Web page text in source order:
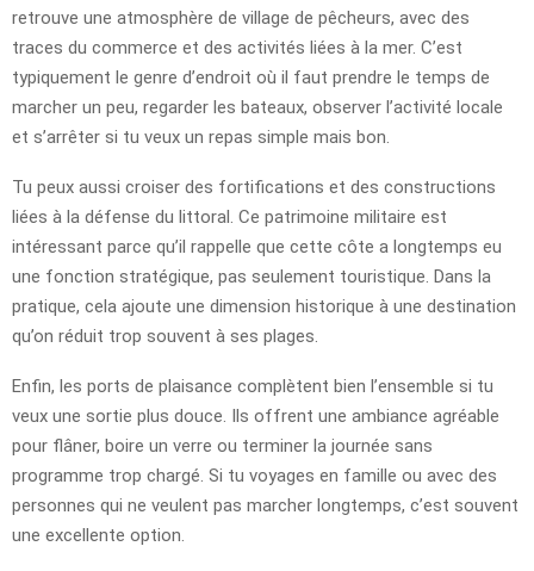
retrouve une atmosphère de village de pêcheurs, avec des
traces du commerce et des activités liées à la mer. C’est
typiquement le genre d’endroit où il faut prendre le temps de
marcher un peu, regarder les bateaux, observer l’activité locale
et s’arrêter si tu veux un repas simple mais bon.
Tu peux aussi croiser des fortifications et des constructions
liées à la défense du littoral. Ce patrimoine militaire est
intéressant parce qu’il rappelle que cette côte a longtemps eu
une fonction stratégique, pas seulement touristique. Dans la
pratique, cela ajoute une dimension historique à une destination
qu’on réduit trop souvent à ses plages.
Enfin, les ports de plaisance complètent bien l’ensemble si tu
veux une sortie plus douce. Ils offrent une ambiance agréable
pour flâner, boire un verre ou terminer la journée sans
programme trop chargé. Si tu voyages en famille ou avec des
personnes qui ne veulent pas marcher longtemps, c’est souvent
une excellente option.